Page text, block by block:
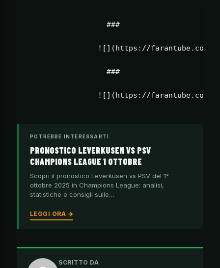
###
![](https://farantube.com/
###
POTREBBE INTERESSARTI
PRONOSTICO LEVERKUSEN VS PSV
CHAMPIONS LEAGUE 1 OTTOBRE
Scopri il pronostico Leverkusen vs PSV del 1°
ottobre 2025 in Champions League: analisi,
statistiche e consigli sulle…
LEGGI ORA →
SCRITTO DA